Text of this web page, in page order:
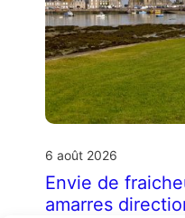
6 août 2026
Envie de
amarres